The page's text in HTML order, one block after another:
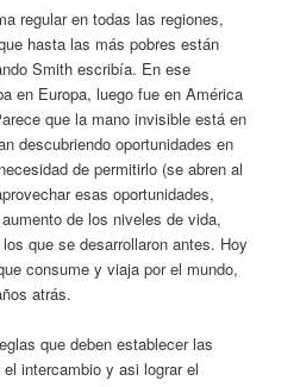
regular en todas las regiones,
hasta las más pobres están
Smith escribía. En ese
en Europa, luego fue en América
que la mano invisible está en
descubriendo oportunidades en
de permitirlo (se abren al
esas oportunidades,
de los niveles de vida,
que se desarrollaron antes. Hoy
consume y viaja por el mundo,
atrás.
que deben establecer las
intercambio y asi lograr el